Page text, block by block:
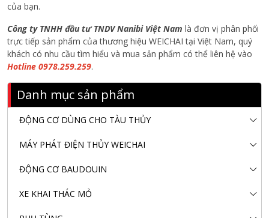
Danh mục sản phẩm
ĐỘNG CƠ DÙNG CHO TÀU THỦY
MÁY PHÁT ĐIỆN THỦY WEICHAI
ĐỘNG CƠ BAUDOUIN
XE KHAI THÁC MỎ
của bạn.
Công ty TNHH đầu tư TNDV Nanibi Việt Nam là đơn vị phân phối
trực tiếp sản phẩm của thương hiệu WEICHAI tại Việt Nam, quý
khách có nhu cầu tìm hiểu và mua sản phẩm có thể liên hệ vào
Hotline 0978.259.259.